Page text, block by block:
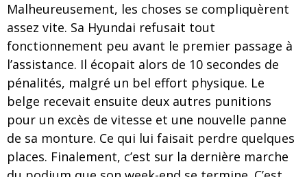
Malheureusement, les choses se compliquèrent
assez vite. Sa Hyundai refusait tout
fonctionnement peu avant le premier passage à
l’assistance. Il écopait alors de 10 secondes de
pénalités, malgré un bel effort physique. Le
belge recevait ensuite deux autres punitions
pour un excès de vitesse et une nouvelle panne
de sa monture. Ce qui lui faisait perdre quelques
places. Finalement, c’est sur la dernière marche